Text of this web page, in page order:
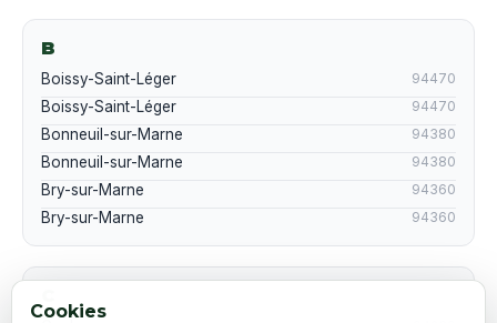
B
Boissy-Saint-Léger 94470
Boissy-Saint-Léger 94470
Bonneuil-sur-Marne 94380
Bonneuil-sur-Marne 94380
Bry-sur-Marne 94360
Bry-sur-Marne 94360
Cookies